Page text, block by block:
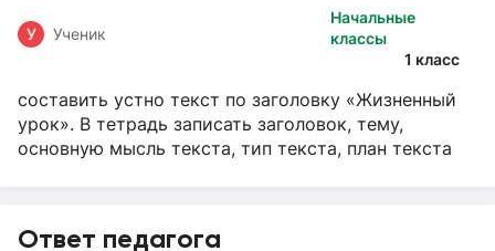
Начальные
классы
1 класс
У Ученик
составить устно текст по заголовку «Жизненный
урок». В тетрадь записать заголовок, тему,
основную мысль текста, тип текста, план текста
Ответ педагога